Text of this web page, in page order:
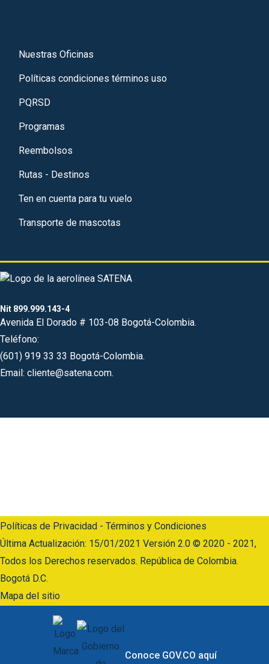
Nuestras Oficinas
Políticas condiciones términos uso
PQRSD
Programas
Reembolsos
Rutas - Destinos
Ten en cuenta para tu vuelo
Transporte de mascotas
Nit 899.999.143-4
Avenida El Dorado # 103-08 Bogotá-Colombia.
Teléfono:
(601) 919 33 33 Bogotá-Colombia.
Email: cliente@satena.com.
Políticas de Privacidad - Términos y Condiciones
Última Actualización: 15/01/2021 Versión 2.0 © 2020 - 2021,
Todos los Derechos reservados. República de Colombia.
Bogotá D.C.
Mapa del sitio
Conoce GOV.CO aquí